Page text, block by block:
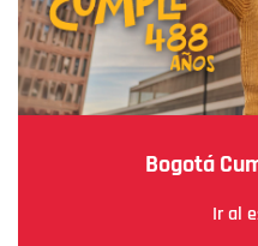
Bogotá
Ir al